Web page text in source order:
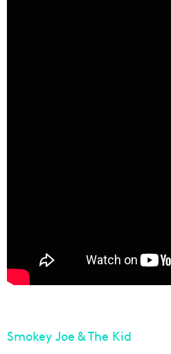
Smokey Joe & The Kid